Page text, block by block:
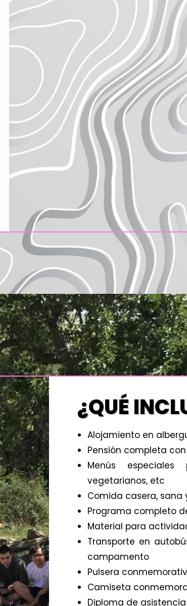
¿QUÉ
Alojamiento en
Pensión completa
Menús especiales
vegetarianos, etc
Comida casera, sana
Programa completo
Material para
Transporte en
campamento
Pulsera
Camiseta
Diploma de